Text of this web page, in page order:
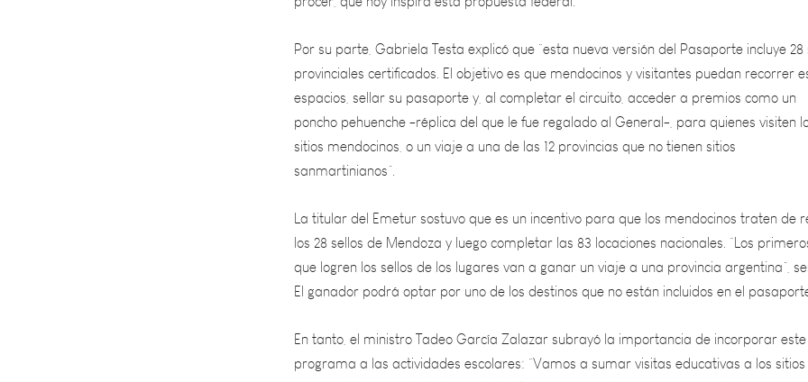
Por su parte, Gabriela Testa explicó que “esta nueva versión del Pasaporte incluye 28 sitios
provinciales certificados. El objetivo es que mendocinos y visitantes puedan
espacios, sellar su pasaporte y, al completar el circuito, acceder a premios como un
poncho pehuenche -réplica del que le fue regalado al General-, para quienes
sitios mendocinos, o un viaje a una de las 12 provincias que no tienen sitios
sanmartinianos”.
La titular del Emetur sostuvo que es un incentivo para que los mendocinos traten de reunir
los 28 sellos de Mendoza y luego completar las 83 locaciones nacionales. “Los
que logren los sellos de los lugares van a ganar un viaje a una provincia argentina”,
El ganador podrá optar por uno de los destinos que no están incluidos en el
En tanto, el ministro Tadeo García Zalazar subrayó la importancia de incorporar este
programa a las actividades escolares: “Vamos a sumar visitas educativas a los sitios
sanmartinianos en toda la provincia. Queremos que las nuevas generaciones conozcan y